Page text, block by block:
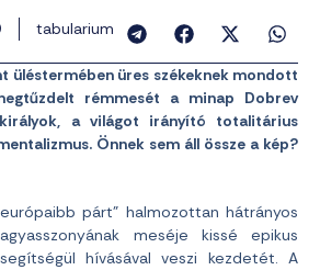
tabularium
üléstermében üres székeknek mondott
rémmesét a minap Dobrev
a világot irányító totalitárius
Önnek sem áll össze a kép?
párt” halmozottan hátrányos
meséje kissé epikus
hívásával veszi kezdetét. A